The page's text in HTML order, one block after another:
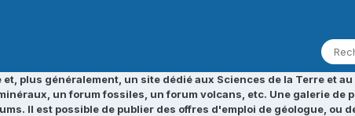
plus généralement, un site dédié aux Sciences de la Terre et
un forum fossiles, un forum volcans, etc. Une galerie de
Il est possible de publier des offres d'emploi de géologue, ou